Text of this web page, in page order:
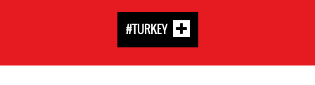
#TURKEY